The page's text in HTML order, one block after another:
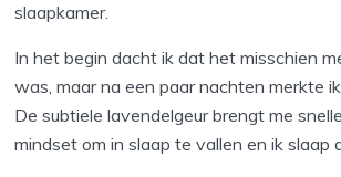
slaapkamer.
In het begin dacht ik dat het misschien
was, maar na een paar nachten merkte
De subtiele lavendelgeur brengt me
mindset om in slaap te vallen en ik slaap